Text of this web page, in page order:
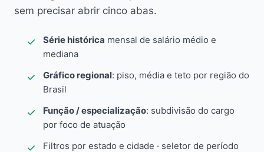
sem precisar abrir cinco abas.
Série histórica mensal de salário médio e
mediana
Gráfico regional: piso, média e teto por região do
Brasil
Função / especialização: subdivisão do cargo
por foco de atuação
Filtros por estado e cidade · seletor de período